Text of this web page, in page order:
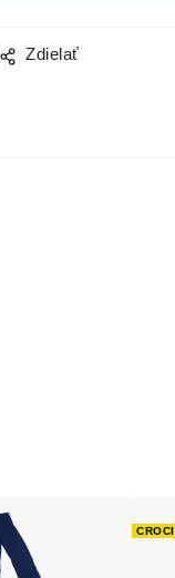
Zdielať
CROCI